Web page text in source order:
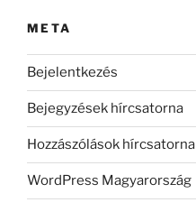
META
Bejelentkezés
Bejegyzések hírcsatorna
Hozzászólások hírcsatorna
WordPress Magyarország